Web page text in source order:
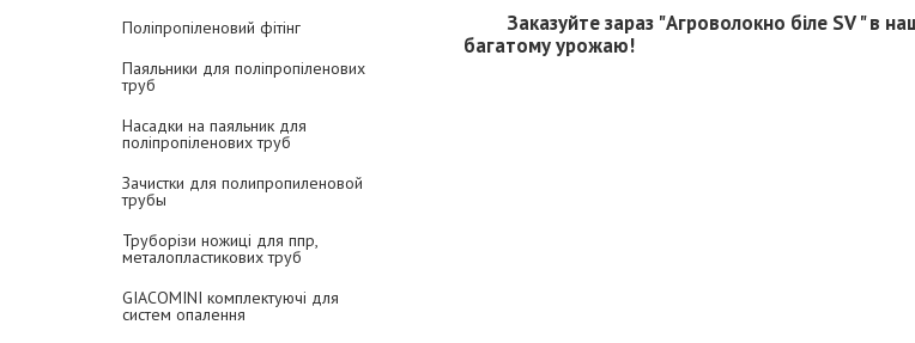
Поліпропіленовий фітінг
Паяльники для поліпропіленових
труб
Насадки на паяльник для
поліпропіленових труб
Зачистки для полипропиленовой
трубы
Труборізи ножиці для ппр,
металопластикових труб
GIACOMINI комплектуючі для
систем опалення
Заказуйте зараз "Агроволокно біле SV " в
багатому урожаю!